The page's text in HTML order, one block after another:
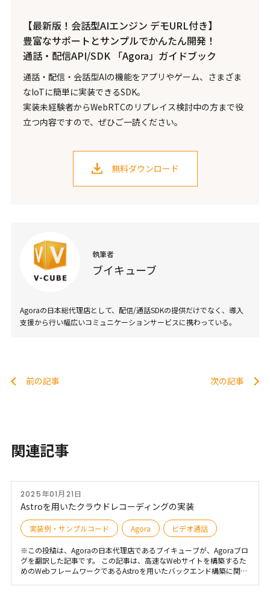
【最新版！会話型AIエンジン デモURL付き】
豊富なサポートとサンプルでかんたん開発！
通話・配信API/SDK 「Agora」ガイドブック
通話・配信・会話型AIの機能をアプリやゲーム、さまざま
なIoTに簡単に実装できるSDK。
実装未経験者からWebRTCのリプレイス検討中の方まで役
立つ内容ですので、ぜひご一読ください。
無料ダウンロード
執筆者
ブイキューブ
Agoraの日本総代理店として、配信/通話SDKの提供だけでなく、導入
支援から行い幅広いコミュニケーションサービスに携わっている。
前の記事 次の記事
関連記事
2025年01月21日
Astroを用いたクラウドレコーディングの実装
実装例・サンプルコード Agora ビデオ通話
※この投稿は、Agoraの日本代理店であるブイキューブが、Agoraブロ
グを翻訳した記事です。 この記事は、高速なWebサイトを構築するた
めのWebフレームワークであるAstroを用いたバックエンド構築に関す